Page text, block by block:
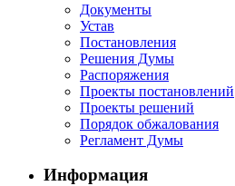
Документы
Устав
Постановления
Решения Думы
Распоряжения
Проекты постановлений
Проекты решений
Порядок обжалования
Регламент Думы
Информация